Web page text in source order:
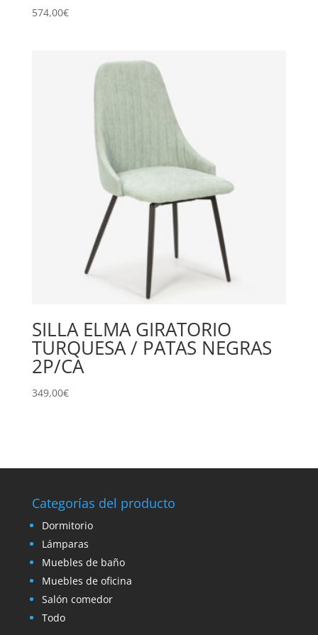
574,00€
SILLA ELMA GIRATORIO
TURQUESA / PATAS NEGRAS
2P/CA
349,00€
Categorías del producto
Dormitorio
Lámparas
Muebles de baño
Muebles de oficina
Salón comedor
Todo